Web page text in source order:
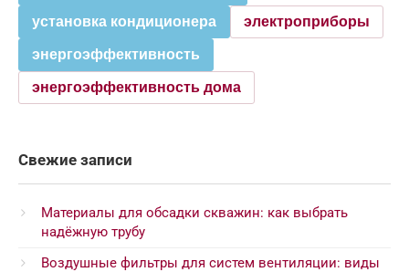
установка кондиционера электроприборы
энергоэффективность
энергоэффективность дома
Свежие записи
Материалы для обсадки скважин: как выбрать
надёжную трубу
Воздушные фильтры для систем вентиляции: виды